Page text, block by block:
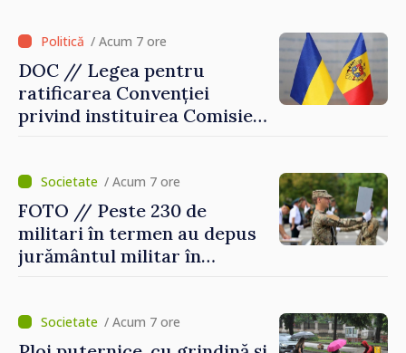
/ Acum 7 ore
DOC // Legea pentru
ratificarea Convenției
privind instituirea Comisiei
Monitorul Oficial
/ Acum 7 ore
FOTO // Peste 230 de
militari în termen au depus
jurământul militar în
/ Acum 7 ore